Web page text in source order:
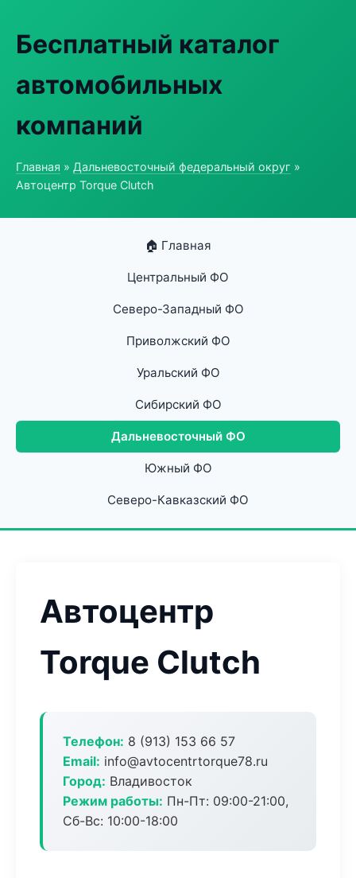
Бесплатный каталог
автомобильных
компаний
Главная » Дальневосточный федеральный округ »
Автоцентр Torque Clutch
🏠 Главная
Центральный ФО
Северо-Западный ФО
Приволжский ФО
Уральский ФО
Сибирский ФО
Дальневосточный ФО
Южный ФО
Северо-Кавказский ФО
Автоцентр
Torque Clutch
Телефон: 8 (913) 153 66 57
Email: info@avtocentrtorque78.ru
Город: Владивосток
Режим работы: Пн-Пт: 09:00-21:00,
Сб-Вс: 10:00-18:00